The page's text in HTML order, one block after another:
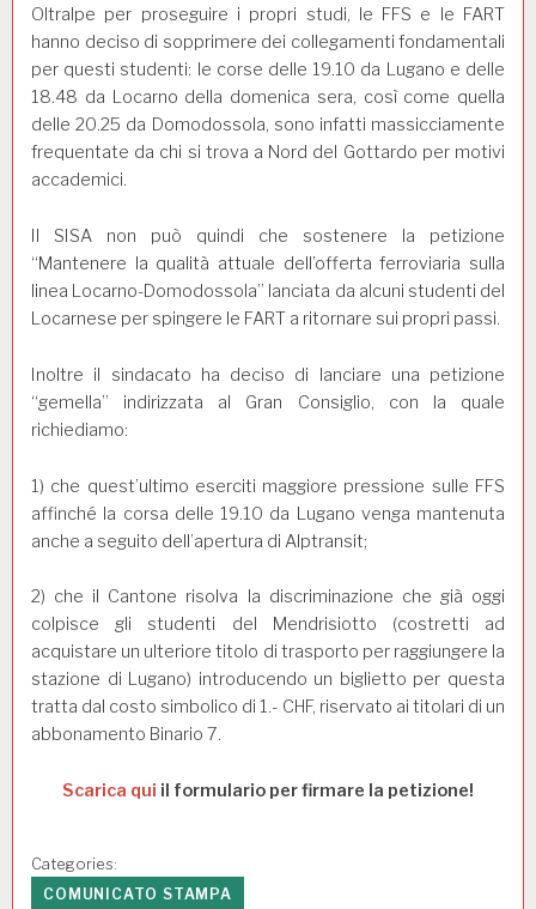
Oltralpe per proseguire i propri studi, le FFS e le FART
hanno deciso di sopprimere dei collegamenti fondamentali
per questi studenti: le corse delle 19.10 da Lugano e delle
18.48 da Locarno della domenica sera, così come quella
delle 20.25 da Domodossola, sono infatti massicciamente
frequentate da chi si trova a Nord del Gottardo per motivi
accademici.
Il SISA non può quindi che sostenere la petizione
“Mantenere la qualità attuale dell’offerta ferroviaria sulla
linea Locarno-Domodossola” lanciata da alcuni studenti del
Locarnese per spingere le FART a ritornare sui propri passi.
Inoltre il sindacato ha deciso di lanciare una petizione
“gemella” indirizzata al Gran Consiglio, con la quale
richiediamo:
1) che quest’ultimo eserciti maggiore pressione sulle FFS
affinché la corsa delle 19.10 da Lugano venga mantenuta
anche a seguito dell’apertura di Alptransit;
2) che il Cantone risolva la discriminazione che già oggi
colpisce gli studenti del Mendrisiotto (costretti ad
acquistare un ulteriore titolo di trasporto per raggiungere la
stazione di Lugano) introducendo un biglietto per questa
tratta dal costo simbolico di 1.- CHF, riservato ai titolari di un
abbonamento Binario 7.
Scarica qui il formulario per firmare la petizione!
Categories:
COMUNICATO STAMPA